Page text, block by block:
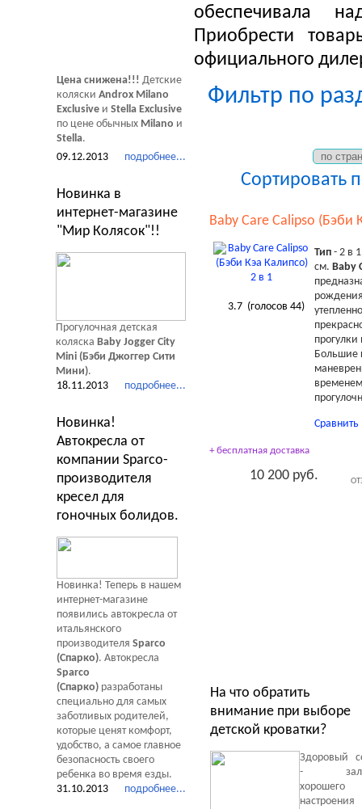
обеспечивала
Приобрести
официального
Фильтр по
Сортировать
Baby Care Calipso (Бэби
3.7(голосов 44)
Тип- 2 в
см. Baby
Большие
Сравнить
+ бесплатная доставка
10 200 руб.
На что обратить
внимание при выборе
детской кроватки?
Здоровый
-
хорошего
настроения
Цена снижена!!! Детские
коляски Androx Milano
Exclusive и Stella Exclusive
по цене обычных Milano и
Stella.
подробнее...
09.12.2013
Новинка в
интернет-магазине
"Мир Колясок"!!
Прогулочная детская
коляска Baby Jogger City
Mini (Бэби Джоггер Сити
Мини).
подробнее...
18.11.2013
Новинка!
Автокресла от
компании Sparco-
производителя
кресел для
гоночных болидов.
Новинка! Теперь в нашем
интернет-магазине
появились автокресла от
итальянского
производителя Sparco
(Спарко). Автокресла
Sparco
(Спарко) разработаны
специально для самых
заботливых родителей,
которые ценят комфорт,
удобство, а самое главное
безопасность своего
ребенка во время езды.
подробнее...
31.10.2013